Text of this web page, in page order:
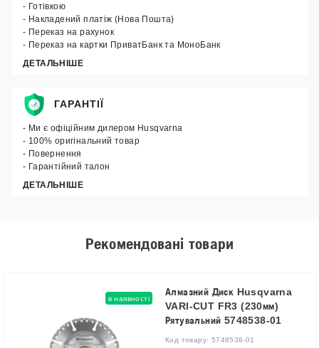
- Готівкою
- Накладений платіж (Нова Пошта)
- Переказ на рахунок
- Переказ на картки ПриватБанк та МоноБанк
ДЕТАЛЬНІШЕ
ГАРАНТІЇ
- Ми є офіційним дилером Husqvarna
- 100% оригінальний товар
- Повернення
- Гарантійний талон
ДЕТАЛЬНІШЕ
Рекомендовані товари
в наявності
Алмазний Диск Husqvarna
VARI-CUT FR3 (230мм)
Рятувальний 5748538-01
Код товару: 5748538-01